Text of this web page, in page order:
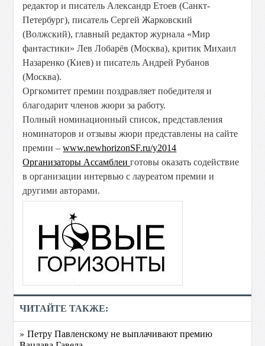
редактор и писатель Александр Етоев (Санкт-
Петербург), писатель Сергей Жарковский
(Волжский), главный редактор журнала «Мир
фантастики» Лев Лобарёв (Москва), критик Михаил
Назаренко (Киев) и писатель Андрей Рубанов
(Москва).
Оргкомитет премии поздравляет победителя и
благодарит членов жюри за работу.
Полный номинационный список, представления
номинаторов и отзывы жюри представлены на сайте
премии –www.newhorizonSF.ru/y2014
Организаторы Ассамблеиготовы оказать содействие
в организации интервью с лауреатом премии и
другими авторами.
ЧИТАЙТЕ ТАКЖЕ:
» Петру Павленскому не выплачивают премию